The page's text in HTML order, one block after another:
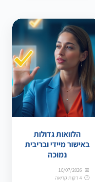
הלוואות גדולות
באישור מיידי ובריבית
נמוכה
16/07/2026
4 דקות קריאה